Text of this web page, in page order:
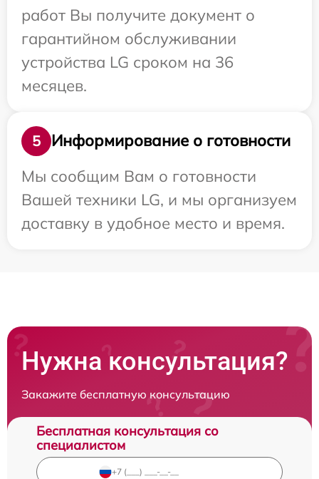
работ Вы получите документ о
гарантийном обслуживании
устройства LG сроком на 36
месяцев.
5
Информирование о готовности
Мы сообщим Вам о готовности
Вашей техники LG, и мы организуем
доставку в удобное место и время.
Нужна консультация?
Закажите бесплатную консультацию
Бесплатная консультация со
специалистом